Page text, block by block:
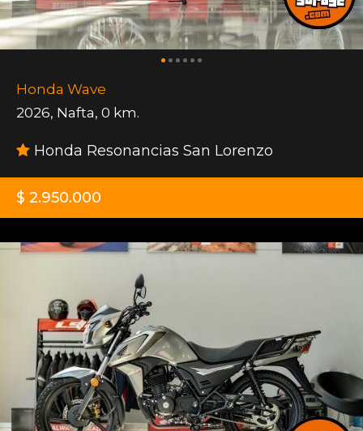
Honda Wave
2026, Nafta, 0 km.
Honda Resonancias San Lorenzo
$ 2.950.000